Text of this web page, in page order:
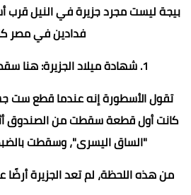
فدادين في مصر
1. شهادة ميلاد الجزيرة: هنا سقط أول جزء من الإله
كانت أول قطعة سقطت من الصندوق
"الساق اليسرى"، وسقطت
من هذه اللحظة، لم تعد الجزيرة